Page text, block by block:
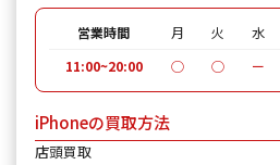
営業時間 月 火 水
11:00~20:00
◯ ◯ ー
iPhoneの買取方法
店頭買取